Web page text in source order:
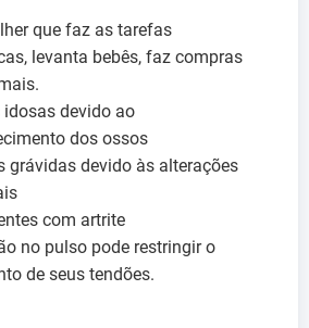
que faz as tarefas
levanta bebês, faz compras
idosas devido ao
dos ossos
grávidas devido às alterações
com artrite
no pulso pode restringir o
de seus tendões.